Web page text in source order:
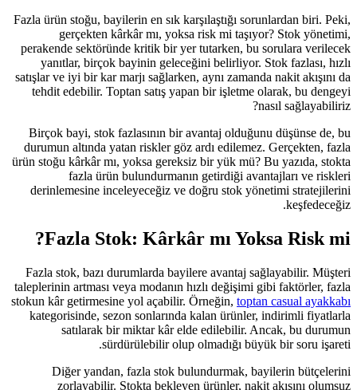
Fazla ürün stoğu, bayilerin en sık
gerçekten kârkâr mı,
perakende sektöründe kritik bir
yanıtlar, birçok bayinin
satışlar ve iyi bir kar marjı sağlarken,
tehdit edebilir. Toptan satış
Birçok bayi, stok fazlasının bir
durumun altında yatan riskler göz
ürün stoğu kârkâr mı, yoksa
fazla ürün
derinlemesine inceleyeceğiz ve
Fazla Stok: Kârkâr
Fazla stok, bazı durumlarda
taleplerinin artması veya modanın
stokun kâr getirmesine yol açabilir.
kategorisinde, sezon sonlarında
satılarak bir miktar kâr
sürdürülebilir olup
Diğer yandan, fazla stok
zorlayabilir. Stokta